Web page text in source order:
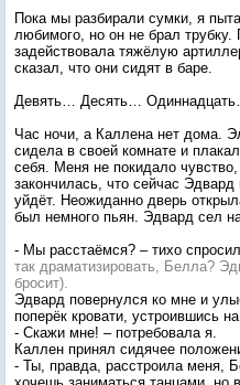
Пока мы разбирали сумки, я
любимого, но он не брал трубку.
задействовала тяжёлую
сказал, что они сидят в баре.
Девять… Десять…
Час ночи, а Каллена нет дома.
сидела в своей комнате и
себя. Меня не покидало
закончилась, что сейчас
уйдёт. Неожиданно дверь
был немного пьян. Эдвард сел
- Мы расстаёмся? – тихо
так драматизировать, Белла?
бросит).
Эдвард повернулся ко мне и
поперёк кровати, устроившись
- Скажи мне! – потребовала я.
Каллен принял сидячее
- Ты, правда, расстроила меня,